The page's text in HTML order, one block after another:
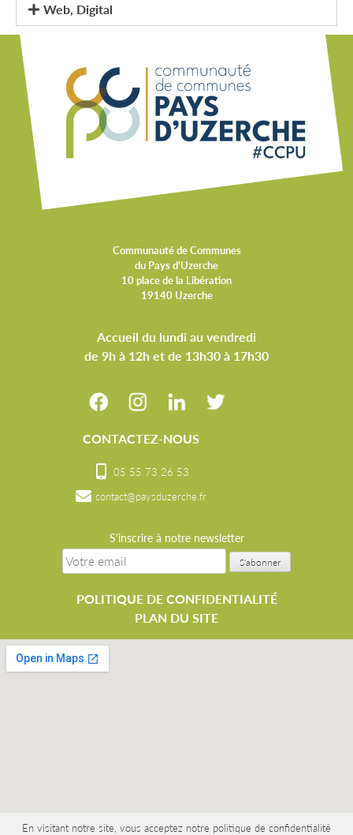
Web, Digital
Communauté de Communes
du Pays d’Uzerche
10 place de la Libération
19140 Uzerche
Accueil du lundi au vendredi
de 9h à 12h et de 13h30 à 17h30
CONTACTEZ-NOUS
05 55 73 26 53
contact@paysduzerche.fr
S'inscrire à notre newsletter
POLITIQUE DE CONFIDENTIALITÉ
PLAN DU SITE
En visitant notre site, vous acceptez notre politique de confidentialité